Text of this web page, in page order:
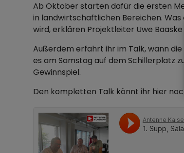
Ab Oktober starten dafür die ersten
in landwirtschaftlichen Bereichen.
wird, erklären Projektleiter Uwe Baaske
Außerdem erfahrt ihr im Talk, wann
es am Samstag auf dem Schillerplatz
Gewinnspiel.
Den kompletten Talk könnt ihr hier